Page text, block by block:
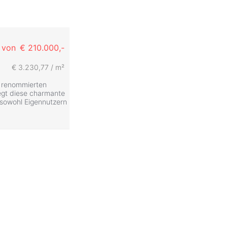
€ 210.000,-
€ 3.230,77 / m²
diese charmante
Eigennutzern